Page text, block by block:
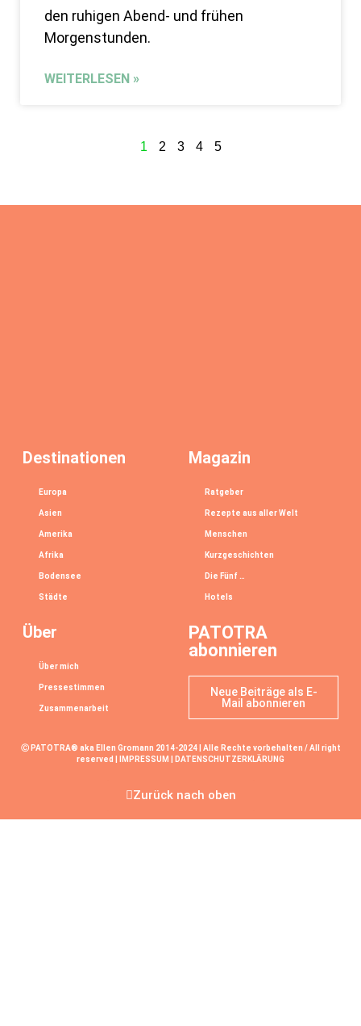
den ruhigen Abend- und frühen
Morgenstunden.
WEITERLESEN »
1 2 3 4 5
Destinationen
Europa
Asien
Amerika
Afrika
Bodensee
Städte
Magazin
Ratgeber
Rezepte aus aller Welt
Menschen
Kurzgeschichten
Die Fünf …
Hotels
Über
Über mich
Pressestimmen
Zusammenarbeit
PATOTRA
abonnieren
Neue Beiträge als E-
Mail abonnieren
Ⓒ PATOTRA® aka Ellen Gromann 2014-2024 | Alle Rechte vorbehalten / All right
reserved |
IMPRESSUM DATENSCHUTZERKLÄRUNG
Zurück nach oben